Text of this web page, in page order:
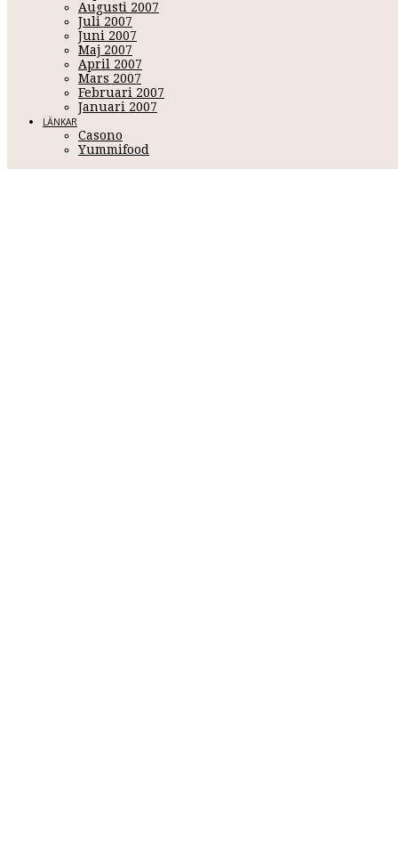
Augusti 2007
Juli 2007
Juni 2007
Maj 2007
April 2007
Mars 2007
Februari 2007
Januari 2007
LÄNKAR
Casono
Yummifood